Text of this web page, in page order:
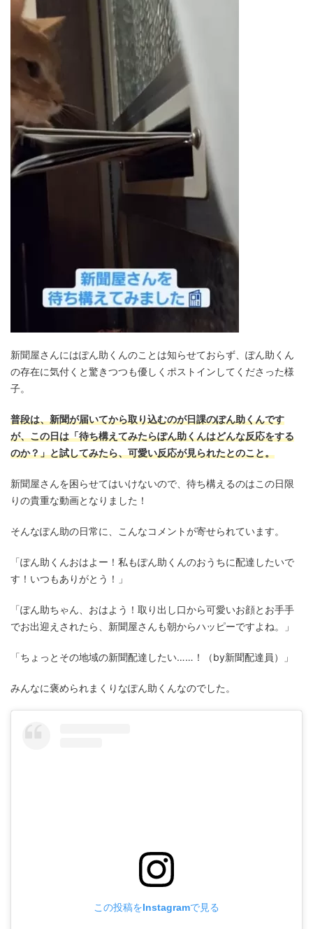
新聞屋さんにはぽん助くんのことは知らせておらず、ぽん助くん
の存在に気付くと驚きつつも優しくポストインしてくださった様
子。
普段は、新聞が届いてから取り込むのが日課のぽん助くんです
が、この日は「待ち構えてみたらぽん助くんはどんな反応をする
のか？」と試してみたら、可愛い反応が見られたとのこと。
新聞屋さんを困らせてはいけないので、待ち構えるのはこの日限
りの貴重な動画となりました！
そんなぽん助の日常に、こんなコメントが寄せられています。
「ぽん助くんおはよー！私もぽん助くんのおうちに配達したいで
す！いつもありがとう！」
「ぽん助ちゃん、おはよう！取り出し口から可愛いお顔とお手手
でお出迎えされたら、新聞屋さんも朝からハッピーですよね。」
「ちょっとその地域の新聞配達したい……！（by新聞配達員）」
みんなに褒められまくりなぽん助くんなのでした。
この投稿をInstagramで見る